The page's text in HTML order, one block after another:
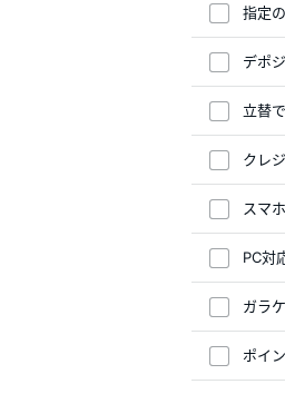
指定
デポ
立替
クレ
スマ
PC対
ガラ
ポイ